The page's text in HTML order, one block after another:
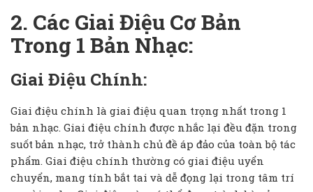
2. Các Giai Điệu Cơ Bản
Trong 1 Bản Nhạc:
Giai Điệu Chính:
Giai điệu chính là giai điệu quan trọng nhất trong 1
bản nhạc. Giai điệu chính được nhắc lại đều đặn trong
suốt bản nhạc, trở thành chủ đề áp đảo của toàn bộ tác
phẩm. Giai điệu chính thường có giai điệu uyển
chuyển, mang tính bắt tai và dễ đọng lại trong tâm trí